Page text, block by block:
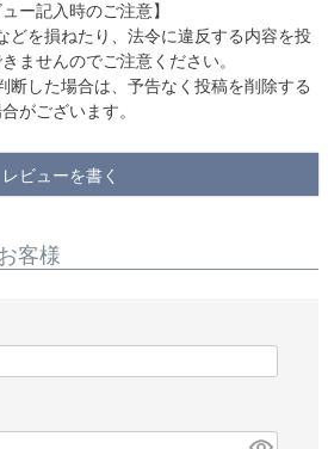
ュー記入時のご注意】
どを損ねたり、法令に違反する内容を投
ませんのでご注意ください。
断した場合は、予告なく投稿を削除する
がございます。
レビューを書く
客様